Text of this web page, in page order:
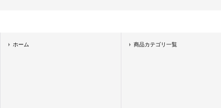
ホーム 商品カテゴリ一覧